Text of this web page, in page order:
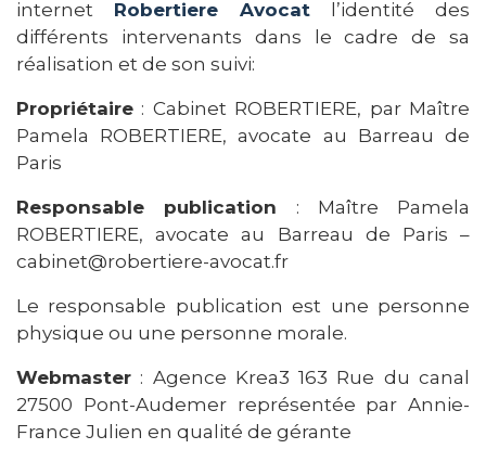
internet Robertiere Avocat l’identité des
différents intervenants dans le cadre de sa
réalisation et de son suivi:
Propriétaire : Cabinet ROBERTIERE, par Maître
Pamela ROBERTIERE, avocate au Barreau de
Paris
Responsable publication : Maître Pamela
ROBERTIERE, avocate au Barreau de Paris –
cabinet@robertiere-avocat.fr
Le responsable publication est une personne
physique ou une personne morale.
Webmaster : Agence Krea3 163 Rue du canal
27500 Pont-Audemer représentée par Annie-
France Julien en qualité de gérante